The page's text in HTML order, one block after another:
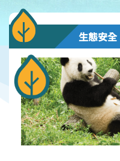
生態安全